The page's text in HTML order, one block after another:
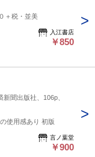
＋税・並美
入江書店
￥850
聞出版社、106p、
使用感あり 初版
言ノ葉堂
￥900